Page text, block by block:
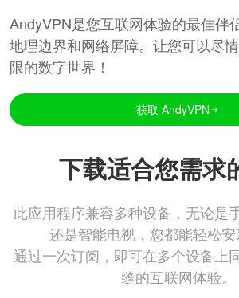
AndyVPN是您互联网体验的最佳伴
地理边界和网络屏障。让您可以尽
限的数字世界！
获取 AndyVPN
下载适合您需求
此应用程序兼容多种设备，无论是
还是智能电视，您都能轻松安
通过一次订阅，即可在多个设备上
缝的互联网体验。